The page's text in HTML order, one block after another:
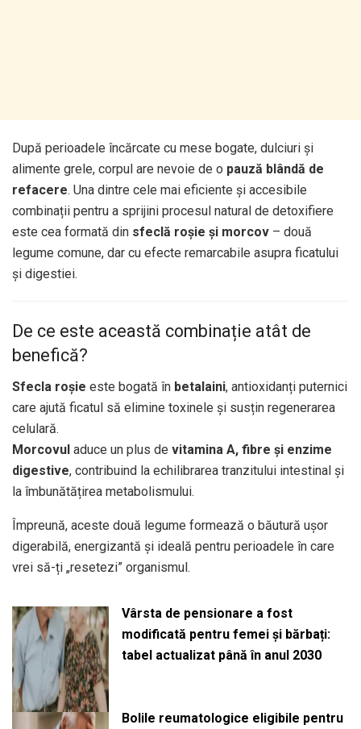
După perioadele încărcate cu mese bogate, dulciuri și
alimente grele, corpul are nevoie de o pauză blândă de
refacere. Una dintre cele mai eficiente și accesibile
combinații pentru a sprijini procesul natural de detoxifiere
este cea formată din sfeclă roșie și morcov – două
legume comune, dar cu efecte remarcabile asupra ficatului
și digestiei.
De ce este această combinație atât de
benefică?
Sfecla roșie este bogată în betalaini, antioxidanți puternici
care ajută ficatul să elimine toxinele și susțin regenerarea
celulară.
Morcovul aduce un plus de vitamina A, fibre și enzime
digestive, contribuind la echilibrarea tranzitului intestinal și
la îmbunătățirea metabolismului.
Împreună, aceste două legume formează o băutură ușor
digerabilă, energizantă și ideală pentru perioadele în care
vrei să-ți „resetezi” organismul.
Vârsta de pensionare a fost
modificată pentru femei și bărbați:
tabel actualizat până în anul 2030
Bolile reumatologice eligibile pentru